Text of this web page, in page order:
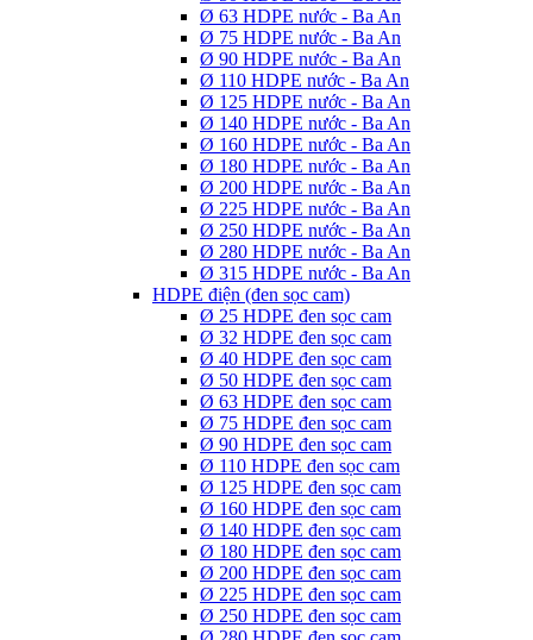
Ø 63 HDPE nước - Ba An
Ø 75 HDPE nước - Ba An
Ø 90 HDPE nước - Ba An
Ø 110 HDPE nước - Ba An
Ø 125 HDPE nước - Ba An
Ø 140 HDPE nước - Ba An
Ø 160 HDPE nước - Ba An
Ø 180 HDPE nước - Ba An
Ø 200 HDPE nước - Ba An
Ø 225 HDPE nước - Ba An
Ø 250 HDPE nước - Ba An
Ø 280 HDPE nước - Ba An
Ø 315 HDPE nước - Ba An
HDPE điện (đen sọc cam)
Ø 25 HDPE đen sọc cam
Ø 32 HDPE đen sọc cam
Ø 40 HDPE đen sọc cam
Ø 50 HDPE đen sọc cam
Ø 63 HDPE đen sọc cam
Ø 75 HDPE đen sọc cam
Ø 90 HDPE đen sọc cam
Ø 110 HDPE đen sọc cam
Ø 125 HDPE đen sọc cam
Ø 160 HDPE đen sọc cam
Ø 140 HDPE đen sọc cam
Ø 180 HDPE đen sọc cam
Ø 200 HDPE đen sọc cam
Ø 225 HDPE đen sọc cam
Ø 250 HDPE đen sọc cam